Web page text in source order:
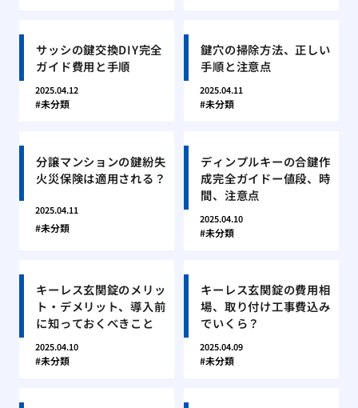
サッシの鍵交換DIY完全
ガイド費用と手順
2025.04.12
未分類
鍵穴の掃除方法、正しい
手順と注意点
2025.04.11
未分類
分譲マンションの鍵紛失
火災保険は適用される？
2025.04.11
未分類
ディンプルキーの合鍵作
成完全ガイドー値段、時
間、注意点
2025.04.10
未分類
キーレス玄関錠のメリッ
ト・デメリット、導入前
に知っておくべきこと
2025.04.10
未分類
キーレス玄関錠の費用相
場、取り付け工事費込み
でいくら？
2025.04.09
未分類